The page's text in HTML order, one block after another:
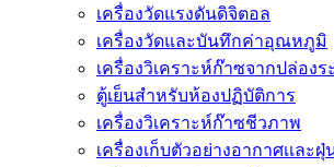
เครื่องวัดแรงดันดิจิตอล
เครื่องวัดและบันทึกค่าอุณหภูมิ
เครื่องวิเคราะห์ก๊าซจากปล่องร
ตู้เย็นสำหรับห้องปฏิบัติการ
เครื่องวิเคราะห์ก๊าซชีวภาพ
เครื่องเก็บตัวอย่างอากาศเเละฝุ่